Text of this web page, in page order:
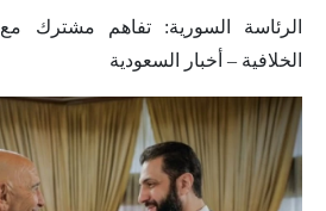
الرئاسة السورية: تفاهم مشترك
الخلافية – أخبار السعودية